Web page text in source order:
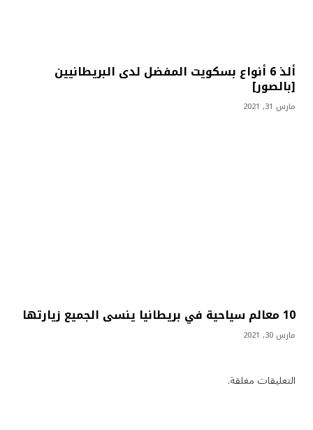
ألذ 6 أنواع بسكويت المفضل لدى البريطانيين
[بالصور]
مارس 31, 2021
10 معالم سياحية في بريطانيا ينسى الجميع زيارتها
مارس 30, 2021
التعليقات مغلقة.